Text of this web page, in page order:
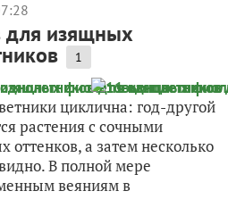
для изящных
1
циклична: год-другой
растения с сочными
оттенков, а затем несколько
В полной мере
веяниям в